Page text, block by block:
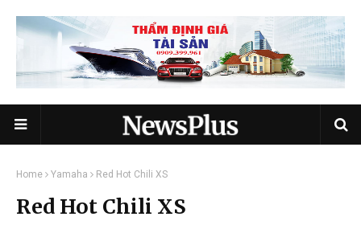
Home Yamaha Red Hot Chili XS
Red Hot Chili XS